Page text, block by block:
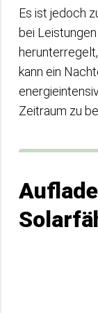
Es ist jedoch
bei
kann ein
Zeitraum zu